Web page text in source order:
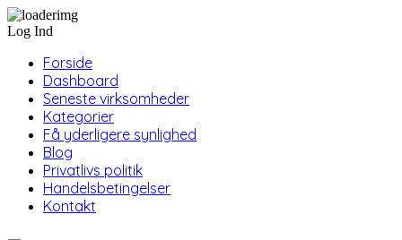
Log Ind
Forside
Dashboard
Seneste virksomheder
Kategorier
Få yderligere synlighed
Blog
Privatlivs politik
Handelsbetingelser
Kontakt